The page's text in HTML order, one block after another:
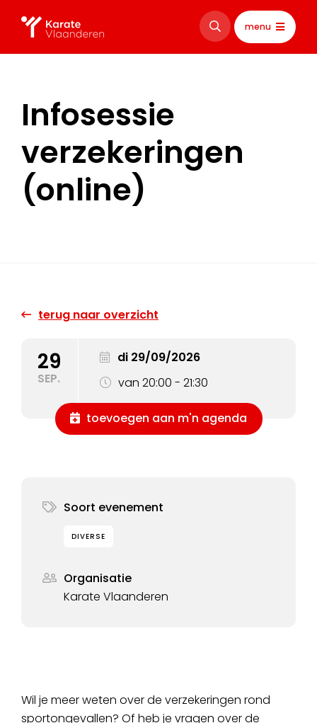
menu
Infosessie
verzekeringen
(online)
terug naar overzicht
29
SEP.
di 29/09/2026
van 20:00 - 21:30
toevoegen aan m'n agenda
Soort evenement
DIVERSE
Organisatie
Karate Vlaanderen
Wil je meer weten over de verzekeringen rond
sportongevallen? Of heb je vragen over de